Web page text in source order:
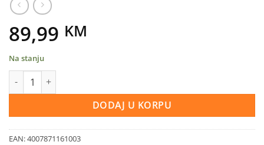
89,99 KM
Na stanju
LUX metalne nogare sklopive za radni sto 2 kom količina
DODAJ U KORPU
EAN:4007871161003